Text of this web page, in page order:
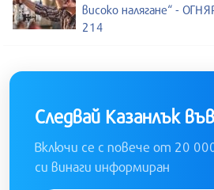
високо налягане“ -
214
Следвай Казанлък
Включи се с повече от 20
си винаги информиран